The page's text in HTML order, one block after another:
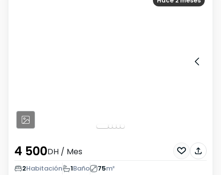
4 500DH / Mes
2Habitación 1Baño 75m²